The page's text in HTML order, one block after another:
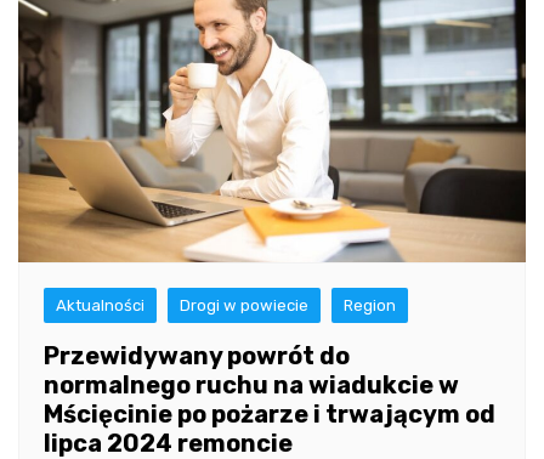
Aktualności Drogi w powiecie Region
Przewidywany powrót do
normalnego ruchu na wiadukcie w
Mścięcinie po pożarze i trwającym od
lipca 2024 remoncie